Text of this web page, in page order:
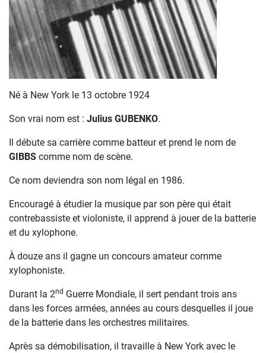
Né à New York le 13 octobre 1924
Son vrai nom est : Julius GUBENKO.
Il débute sa carrière comme batteur et prend le nom de
GIBBS comme nom de scène.
Ce nom deviendra son nom légal en 1986.
Encouragé à étudier la musique par son père qui était
contrebassiste et violoniste, il apprend à jouer de la batterie
et du xylophone.
À douze ans il gagne un concours amateur comme
xylophoniste.
Durant la 2nd Guerre Mondiale, il sert pendant trois ans
dans les forces armées, années au cours desquelles il joue
de la batterie dans les orchestres militaires.
Après sa démobilisation, il travaille à New York avec le